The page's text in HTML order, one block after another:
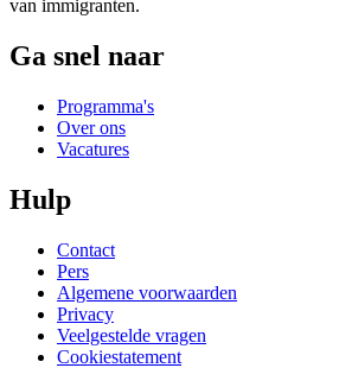
van immigranten.
Ga snel naar
Programma's
Over ons
Vacatures
Hulp
Contact
Pers
Algemene voorwaarden
Privacy
Veelgestelde vragen
Cookiestatement